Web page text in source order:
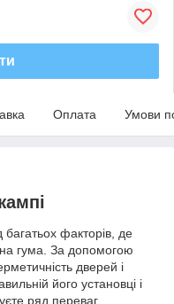
Оплата Умови
факторів, де
гума. За допомогою
дверей і
його установці і
ряд переваг.